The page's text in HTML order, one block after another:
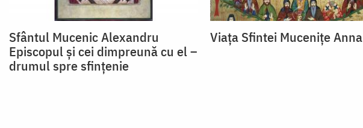
Sfântul Mucenic Alexandru
Episcopul și cei dimpreună cu el –
drumul spre sfințenie
Viața Sfintei Mucenițe Anna